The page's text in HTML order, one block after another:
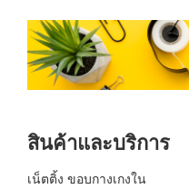
สินค้าและบริการ
เน็ตติ้ง ขอบกางเกงใน